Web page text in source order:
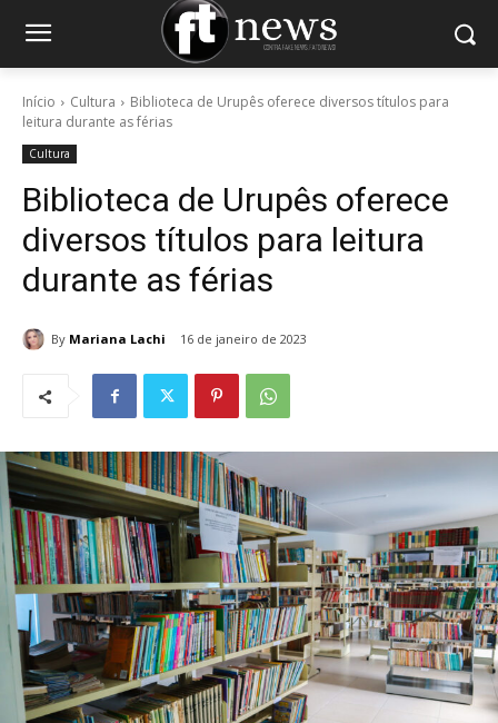
Início Cultura
Biblioteca de Urupês oferece diversos títulos para
leitura durante as férias
Cultura
Biblioteca de Urupês oferece
diversos títulos para leitura
durante as férias
By Mariana Lachi 16 de janeiro de 2023